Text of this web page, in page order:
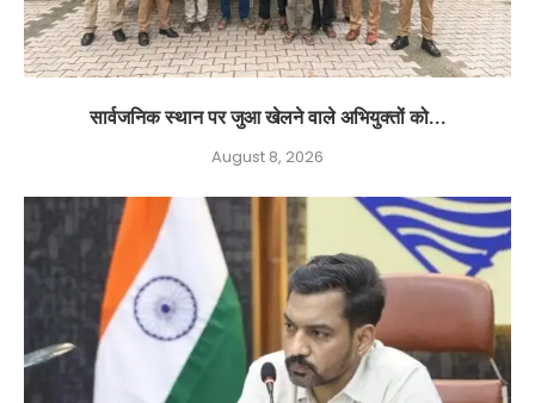
सार्वजनिक स्थान पर जुआ खेलने वाले अभियुक्तों को...
August 8, 2026